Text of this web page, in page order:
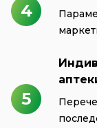
4
5